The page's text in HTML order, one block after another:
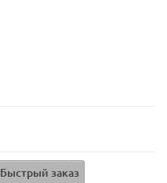
Быстрый заказ